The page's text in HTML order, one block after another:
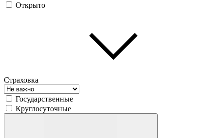
Открыто
Страховка
Государственные
Круглосуточные